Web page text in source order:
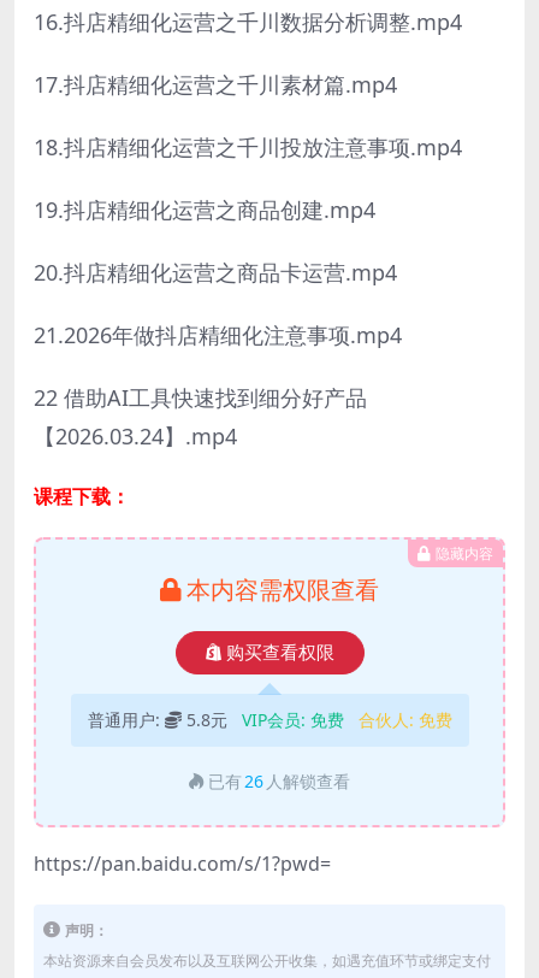
16.抖店精细化运营之千川数据分析调整.mp4
17.抖店精细化运营之千川素材篇.mp4
18.抖店精细化运营之千川投放注意事项.mp4
19.抖店精细化运营之商品创建.mp4
20.抖店精细化运营之商品卡运营.mp4
21.2026年做抖店精细化注意事项.mp4
22 借助AI工具快速找到细分好产品
【2026.03.24】.mp4
课程下载：
隐藏内容
本内容需权限查看
购买查看权限
普通用户: 5.8元 VIP会员: 免费 合伙人: 免费
已有26 人解锁查看
https://pan.baidu.com/s/1?pwd=
声明：
本站资源来自会员发布以及互联网公开收集，如遇充值环节或绑定支付